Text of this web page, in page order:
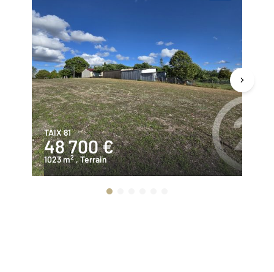
TAIX 81
48 700 €
1023 m2 , Terrain